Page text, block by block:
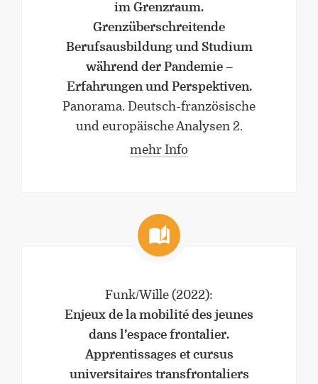
im Grenzraum.
Grenzüberschreitende
Berufsausbildung und Studium
während der Pandemie –
Erfahrungen und Perspektiven.
Panorama. Deutsch-französische
und europäische Analysen 2.
mehr Info
Funk/Wille (2022):
Enjeux de la mobilité des jeunes
dans l’espace frontalier.
Apprentissages et cursus
universitaires transfrontaliers